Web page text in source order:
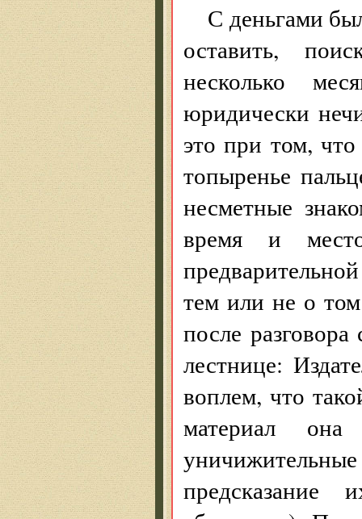
С деньгами
оставить,
несколько
юридически
это при том,
топыренье
несметные
время и
тем или не о
после
лестнице:
воплем, что
материал
предсказание